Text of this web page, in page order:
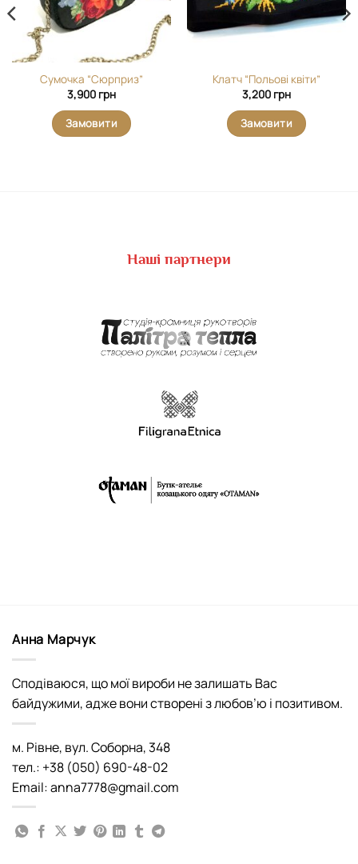
Сумочка “Сюрприз”
3,900 грн
Замовити
Клатч “Польові квіти”
3,200 грн
Замовити
Наші партнери
Анна Марчук
Сподіваюся, що мої вироби не залишать Вас
байдужими, адже вони створені з любов’ю і позитивом.
м. Рівне, вул. Соборна, 348
тел.: +38 (050) 690-48-02
Email: anna7778@gmail.com